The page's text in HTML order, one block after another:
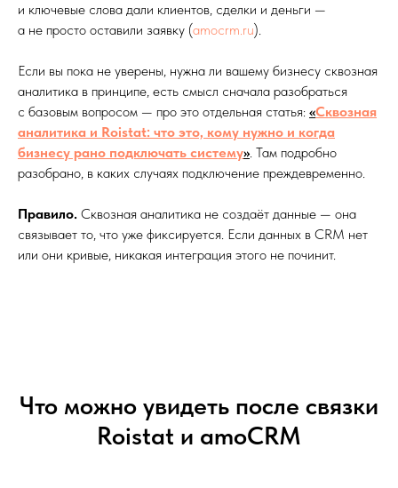
и ключевые слова дали клиентов, сделки и деньги —
а не просто оставили заявку (amocrm.ru).
Если вы пока не уверены, нужна ли вашему бизнесу сквозная
аналитика в принципе, есть смысл сначала разобраться
с базовым вопросом — про это отдельная статья: «Сквозная
аналитика и Roistat: что это, кому нужно и когда
бизнесу рано подключать систему». Там подробно
разобрано, в каких случаях подключение преждевременно.
Правило. Сквозная аналитика не создаёт данные — она
связывает то, что уже фиксируется. Если данных в CRM нет
или они кривые, никакая интеграция этого не починит.
Что можно увидеть после связки
Roistat и amoCRM